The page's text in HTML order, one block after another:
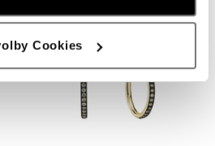
Cookies